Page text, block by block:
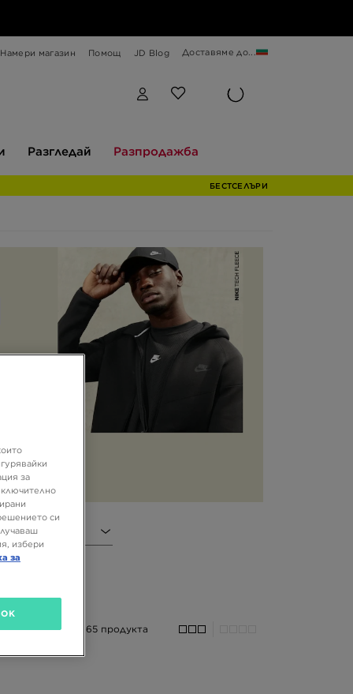
Намери магазин Помощ JD Blog Доставяме до...
Разгледай Разпродажба
БЕСТСЕЛЪРИ
65 продукта
за
си
избери
за
OK